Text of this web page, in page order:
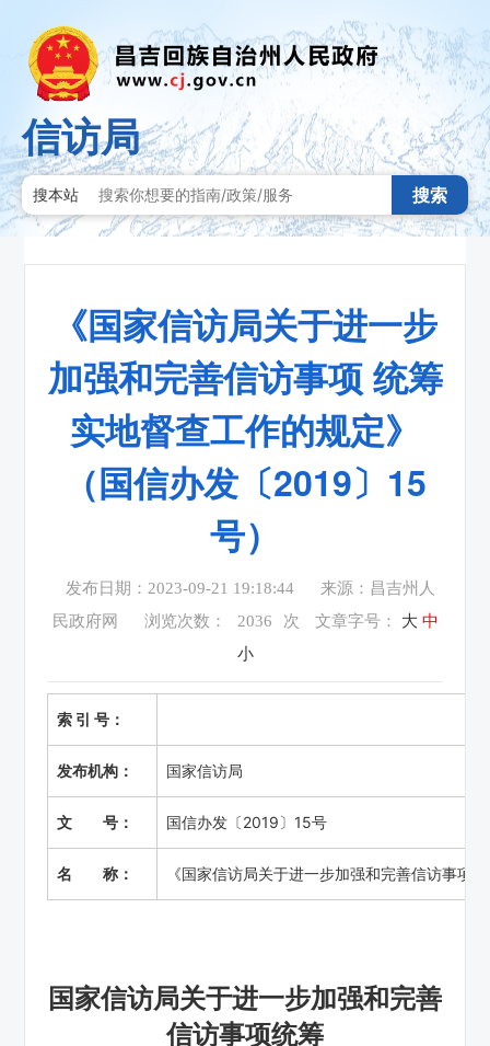
信访局
搜本站 搜索
《国家信访局关于进一步
加强和完善信访事项 统筹
实地督查工作的规定》
（国信办发〔2019〕15
号）
发布日期：2023-09-21 19:18:44
来源：昌吉州人
民政府网
浏览次数： 2036 次 文章字号： 大 中
小
索 引 号：
发布机构： 国家信访局
文 号： 国信办发〔2019〕15号
名 称： 《国家信访局关于进一步加强和完善信访事项
国家信访局关于进一步加强和完善
信访事项统筹